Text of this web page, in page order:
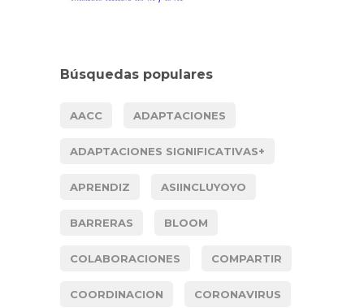
Búsquedas populares
AACC ADAPTACIONES
ADAPTACIONES SIGNIFICATIVAS+
APRENDIZ ASIINCLUYOYO
BARRERAS BLOOM
COLABORACIONES COMPARTIR
COORDINACION CORONAVIRUS